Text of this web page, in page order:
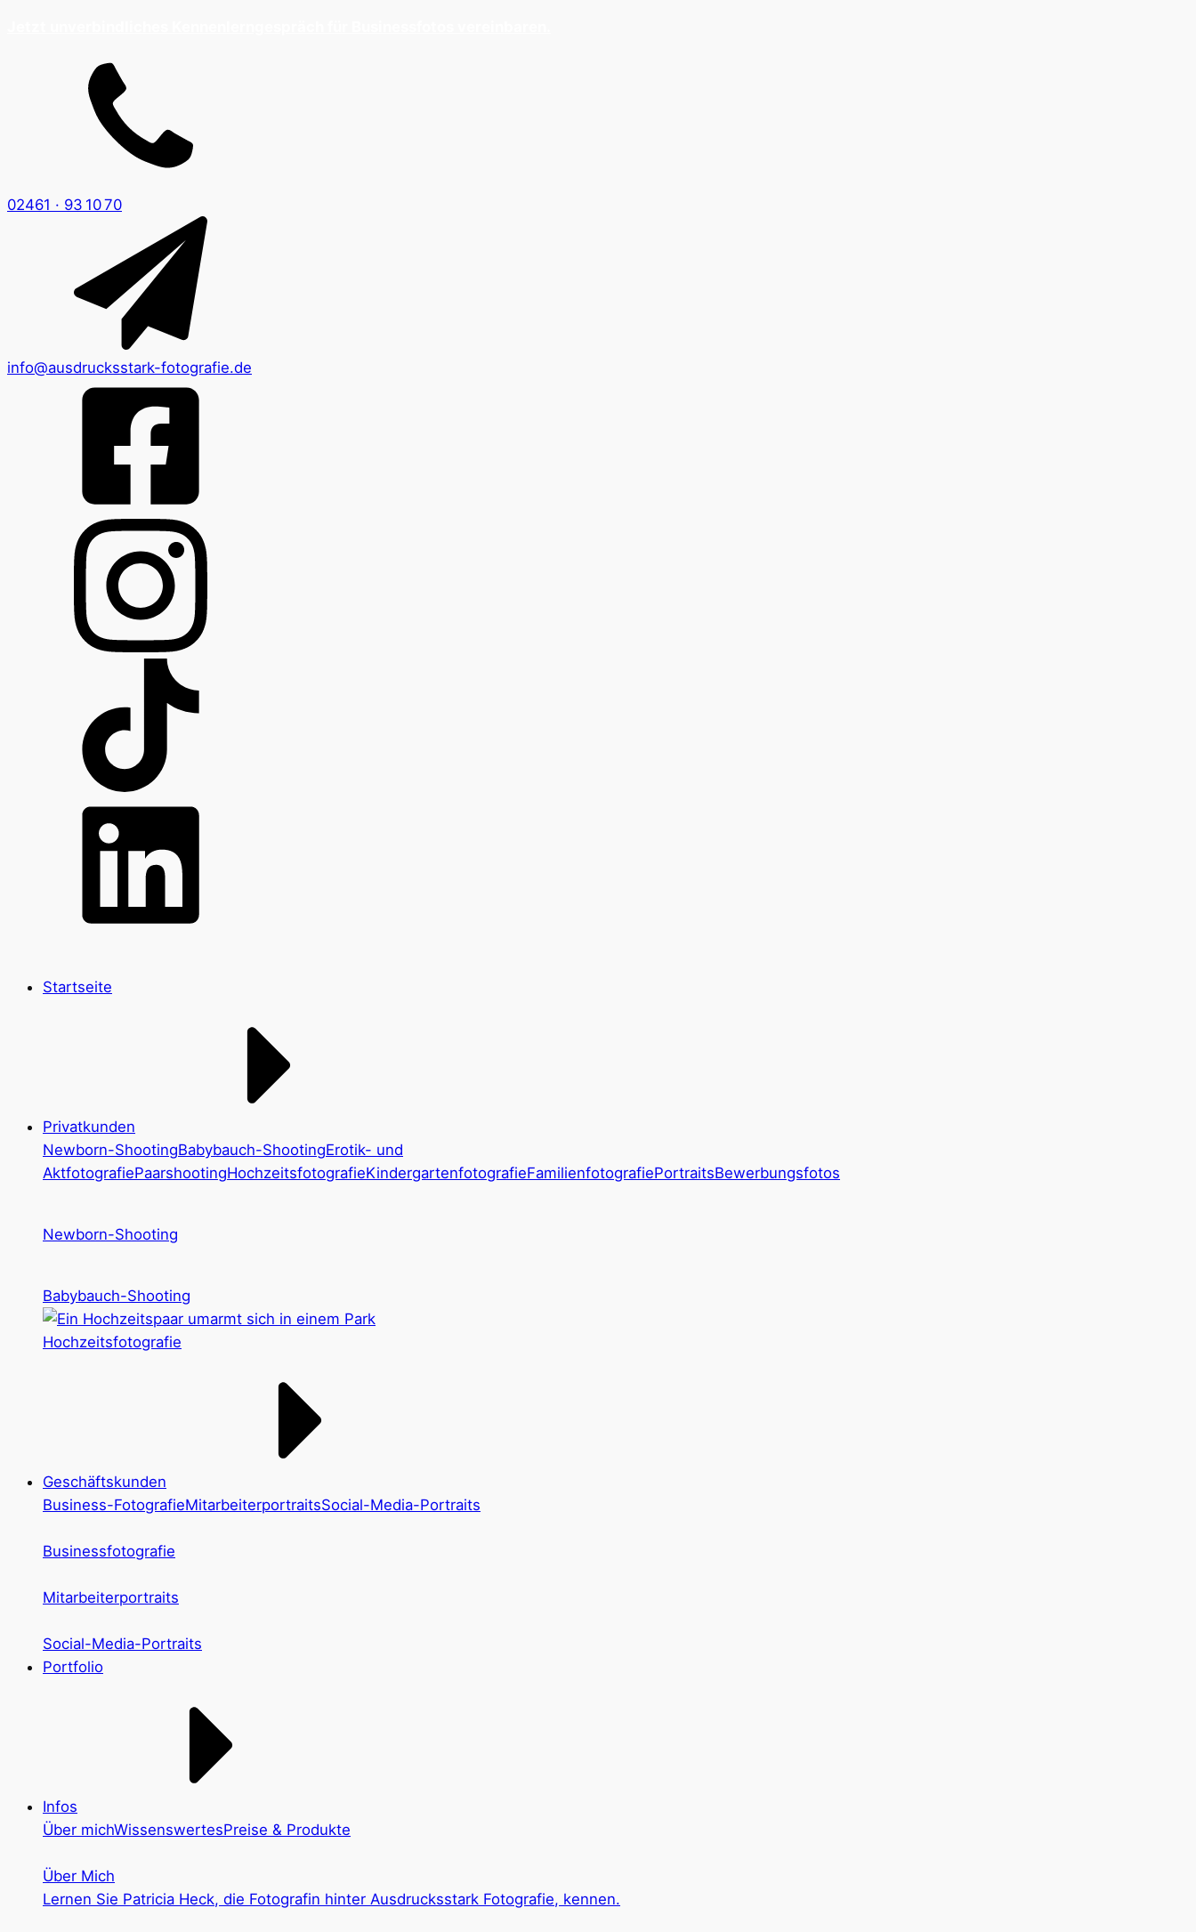
02461 · 93 10 70
info@ausdrucksstark-fotografie.de
Startseite
Privatkunden
Newborn-ShootingBabybauch-ShootingErotik- und
AktfotografiePaarshootingHochzeitsfotografieKindergartenfotografieFamilienfotografiePortraitsBewerbungsfotos
Newborn-Shooting
Babybauch-Shooting
Hochzeitsfotografie
Geschäftskunden
Business-FotografieMitarbeiterportraitsSocial-Media-Portraits
Businessfotografie
Mitarbeiterportraits
Social-Media-Portraits
Portfolio
Infos
Über michWissenswertesPreise & Produkte
Über Mich
Lernen Sie Patricia Heck, die Fotografin hinter Ausdrucksstark Fotografie, kennen.